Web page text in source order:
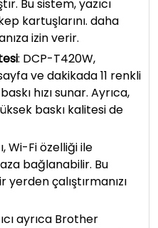
Bu sistem, yazıcı
kartuşlarını. daha
izin verir.
: DCP-T420W,
ve dakikada 11 renkli
hızı sunar. Ayrıca,
baskı kalitesi de
Wi-Fi özelliği ile
bağlanabilir. Bu
yerden çalıştırmanızı
ayrıca Brother